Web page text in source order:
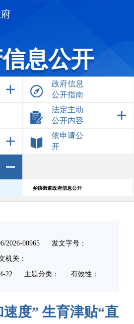
息公开
政府信息
公开指南
法定主动
公开内容
依申请公
开
乡镇街道政府信息公开
2026-00965 发文字号：
机关：
22 主题分类： 有效性：
度” 生育津贴“直